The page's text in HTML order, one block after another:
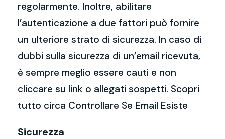
regolarmente. Inoltre, abilitare
l’autenticazione a due fattori può fornire
un ulteriore strato di sicurezza. In caso di
dubbi sulla sicurezza di un’email ricevuta,
è sempre meglio essere cauti e non
cliccare su link o allegati sospetti. Scopri
tutto circa Controllare Se Email Esiste
Sicurezza